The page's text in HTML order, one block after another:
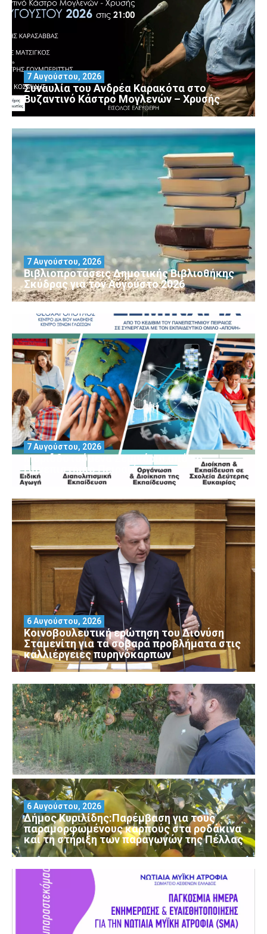
Συναυλία του Ανδρέα Καρακότα στο
Βυζαντινό Κάστρο Μογλενών – Χρυσής
7 Αυγούστου, 2026
Βιβλιοπροτάσεις Δημοτικής Βιβλιοθήκης
Σκύδρας για τον Αύγούστο 2026
7 Αυγούστου, 2026
Μοριοδοτούμενα Σεμινάρια από το
Πανεπιστήμιο Πειραιά
7 Αυγούστου, 2026
Κοινοβουλευτική ερώτηση του Διονύση
Σταμενίτη για τα σοβαρά προβλήματα στις
καλλιέργειες πυρηνόκαρπων
6 Αυγούστου, 2026
Δήμος Κυριλίδης:Παρέμβαση για τους
παραμορφωμένους καρπούς στα ροδάκινα
και τη στήριξη των παραγωγών της Πέλλας
6 Αυγούστου, 2026